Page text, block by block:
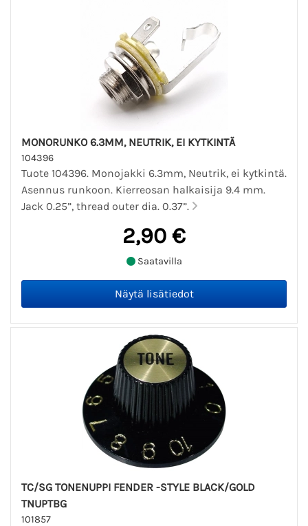
MONORUNKO 6.3MM, NEUTRIK, EI KYTKINTÄ
104396
Tuote 104396. Monojakki 6.3mm, Neutrik, ei kytkintä.
Asennus runkoon. Kierreosan halkaisija 9.4 mm.
Jack 0.25”, thread outer dia. 0.37”.
2,90 €
Saatavilla
TC/SG TONENUPPI FENDER -STYLE BLACK/GOLD
TNUPTBG
101857